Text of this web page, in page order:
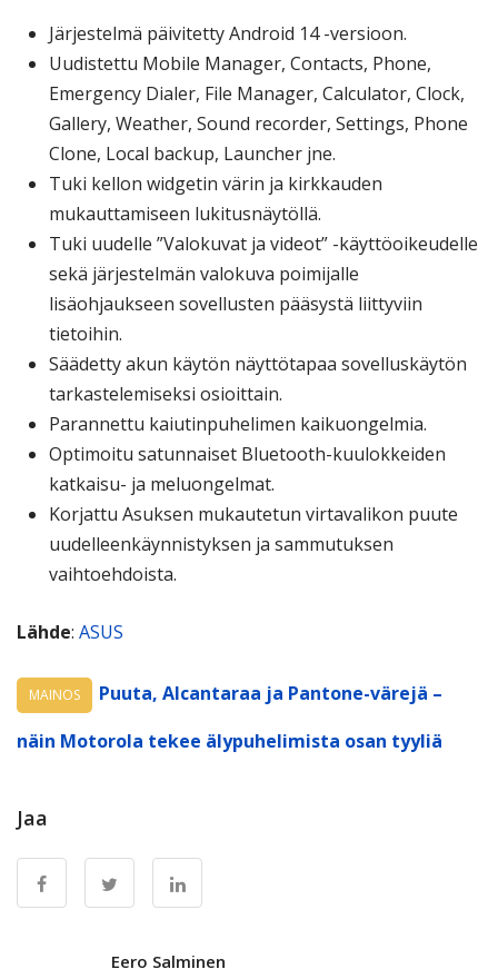
Järjestelmä päivitetty Android 14 -versioon.
Uudistettu Mobile Manager, Contacts, Phone,
Emergency Dialer, File Manager, Calculator, Clock,
Gallery, Weather, Sound recorder, Settings, Phone
Clone, Local backup, Launcher jne.
Tuki kellon widgetin värin ja kirkkauden
mukauttamiseen lukitusnäytöllä.
Tuki uudelle ”Valokuvat ja videot” -käyttöoikeudelle
sekä järjestelmän valokuva poimijalle
lisäohjaukseen sovellusten pääsystä liittyviin
tietoihin.
Säädetty akun käytön näyttötapaa sovelluskäytön
tarkastelemiseksi osioittain.
Parannettu kaiutinpuhelimen kaikuongelmia.
Optimoitu satunnaiset Bluetooth-kuulokkeiden
katkaisu- ja meluongelmat.
Korjattu Asuksen mukautetun virtavalikon puute
uudelleenkäynnistyksen ja sammutuksen
vaihtoehdoista.
Lähde: ASUS
MAINOS
Puuta, Alcantaraa ja Pantone-värejä –
näin Motorola tekee älypuhelimista osan tyyliä
Jaa
Eero Salminen